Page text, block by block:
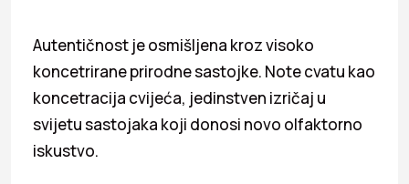
Autentičnost je osmišljena kroz visoko
koncetrirane prirodne sastojke. Note cvatu kao
koncetracija cvijeća, jedinstven izričaj u
svijetu sastojaka koji donosi novo olfaktorno
iskustvo.